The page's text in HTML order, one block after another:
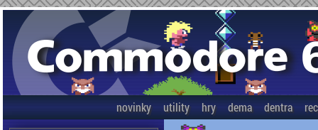
novinky utility hry dema dentra